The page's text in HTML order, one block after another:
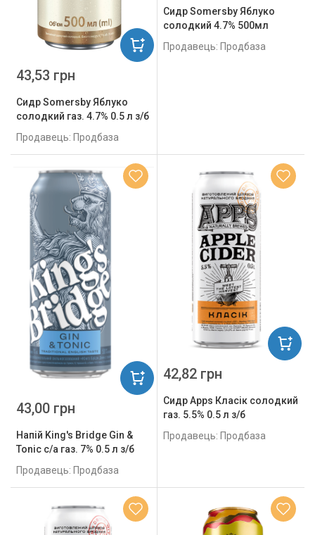
Сидр Somersby Яблуко
солодкий газ. 4.7% 0.5 л з/б
Продавець: Продбаза
43,53 грн
Сидр Somersby Яблуко
солодкий 4.7% 500мл
Продавець: Продбаза
Напій King's Bridge Gin &
Tonic с/а газ. 7% 0.5 л з/б
Продавець: Продбаза
43,00 грн
Сидр Apps Класік солодкий
газ. 5.5% 0.5 л з/б
Продавець: Продбаза
42,82 грн